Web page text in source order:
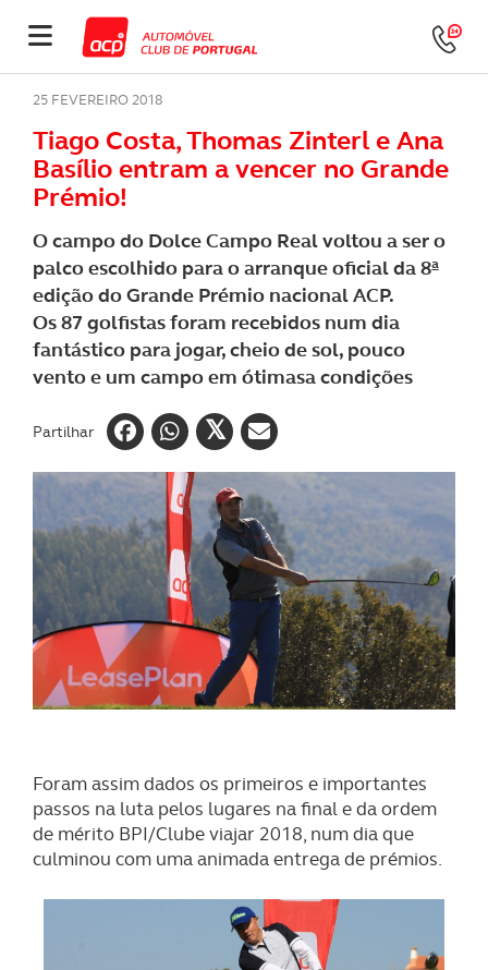
25 FEVEREIRO 2018
Tiago Costa, Thomas Zinterl e Ana
Basílio entram a vencer no Grande
Prémio!
O campo do Dolce Campo Real voltou a ser o
palco escolhido para o arranque oficial da 8ª
edição do Grande Prémio nacional ACP.
Os 87 golfistas foram recebidos num dia
fantástico para jogar, cheio de sol, pouco
vento e um campo em ótimasa condições
Partilhar
Foram assim dados os primeiros e importantes
passos na luta pelos lugares na final e da ordem
de mérito BPI/Clube viajar 2018, num dia que
culminou com uma animada entrega de prémios.